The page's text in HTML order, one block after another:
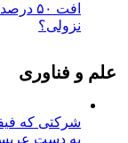
افت
نزولی؟
علم و فناوری
شرکتی که
به دست